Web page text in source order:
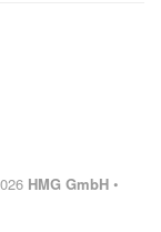
HMG GmbH •